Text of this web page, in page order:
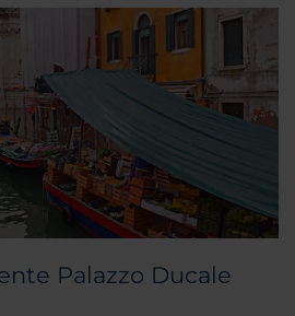
Palazzo Ducale